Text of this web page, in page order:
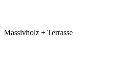
Massivholz + Terrasse